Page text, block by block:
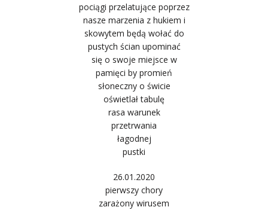
pociągi przelatujące poprzez
nasze marzenia z hukiem i
skowytem będą wołać do
pustych ścian upominać
się o swoje miejsce w
pamięci by promień
słoneczny o świcie
oświetlał tabulę
rasa warunek
przetrwania
łagodnej
pustki
26.01.2020
pierwszy chory
zarażony wirusem